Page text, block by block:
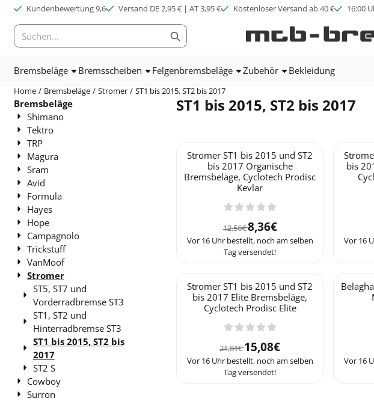
Cookie-Einstellungen verfügbar. Einstellungen wählen oder alle Cookies zulassen.
Kundenbewertung 9,6 Versand DE 2,95 € | AT 3,95 € Kostenloser Versand ab 40 € 16:00
Suche
Bremsbeläge Bremsscheiben Felgenbremsbeläge Zubehör Bekleidung
Home / Bremsbeläge / Stromer / ST1 bis 2015, ST2 bis 2017
Bremsbeläge
Shimano
Tektro
TRP
Magura
Sram
Avid
Formula
Hayes
Hope
Campagnolo
Trickstuff
VanMoof
Stromer
ST5, ST7 und
Vorderradbremse ST3
ST1, ST2 und
Hinterradbremse ST3
ST1 bis 2015, ST2 bis
2017
ST2 S
Cowboy
Surron
ST1 bis 2015, ST2 bis 2017
Stromer ST1 bis 2015 und ST2
bis 2017 Organische
Bremsbeläge, Cyclotech Prodisc
Kevlar
Von 12,56 für 8,36
12,56€8,36€
Vor 16 Uhr bestellt, noch am selben
Tag versendet!
bis
Vor 16
Stromer ST1 bis 2015 und ST2
bis 2017 Elite Bremsbeläge,
Cyclotech Prodisc Elite
Von 21,81 für 15,08
21,81€15,08€
Vor 16 Uhr bestellt, noch am selben
Tag versendet!
Vor 16